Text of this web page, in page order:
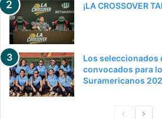
¡LA CROSSOVER
Los seleccionados
convocados para
Suramericanos
Pagina